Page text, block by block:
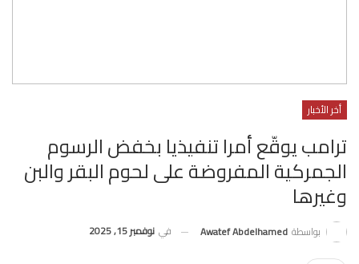
أخر الأخبار
ترامب يوقّع أمرا تنفيذيا بخفض الرسوم
الجمركية المفروضة على لحوم البقر والبن
وغيرها
بواسطة Awatef Abdelhamed في نوفمبر 15, 2025